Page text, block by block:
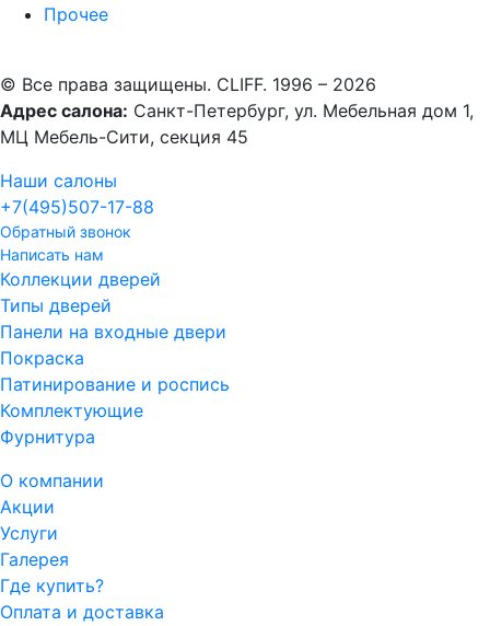
Прочее
© Все права защищены. CLIFF. 1996 – 2026
Адрес салона: Санкт-Петербург, ул. Мебельная дом 1,
МЦ Мебель-Сити, секция 45
Наши салоны
+7(495)507-17-88
Обратный звонок
Написать нам
Коллекции дверей
Типы дверей
Панели на входные двери
Покраска
Патинирование и роспись
Комплектующие
Фурнитура
О компании
Акции
Услуги
Галерея
Где купить?
Оплата и доставка